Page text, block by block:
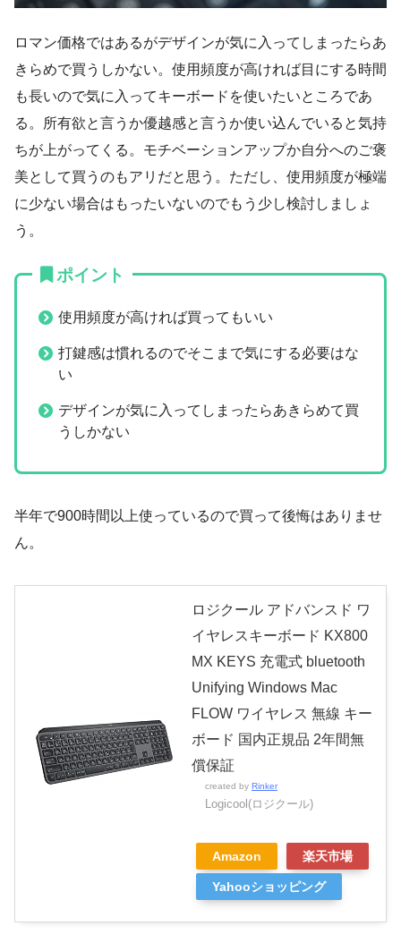
ロマン価格ではあるがデザインが気に入ってしまったらあ
きらめで買うしかない。使用頻度が高ければ目にする時間
も長いので気に入ってキーボードを使いたいところであ
る。所有欲と言うか優越感と言うか使い込んでいると気持
ちが上がってくる。モチベーションアップか自分へのご褒
美として買うのもアリだと思う。ただし、使用頻度が極端
に少ない場合はもったいないのでもう少し検討しましょ
う。
ポイント
使用頻度が高ければ買ってもいい
打鍵感は慣れるのでそこまで気にする必要はな
い
デザインが気に入ってしまったらあきらめて買
うしかない
半年で900時間以上使っているので買って後悔はありませ
ん。
ロジクール アドバンスド ワ
イヤレスキーボード KX800
MX KEYS 充電式 bluetooth
Unifying Windows Mac
FLOW ワイヤレス 無線 キー
ボード 国内正規品 2年間無
償保証
created by Rinker
Logicool(ロジクール)
Amazon 楽天市場
Yahooショッピング